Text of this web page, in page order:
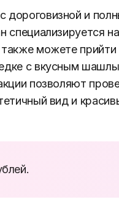
дороговизной и
специализируется
можете
с вкусным
позволяют
вид и